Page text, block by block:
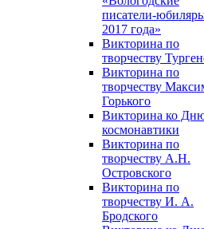
писатели-
2017 года»
Викторина по
творчеству
Викторина по
творчеству
Горького
Викторина ко
космонавтики
Викторина по
творчеству А.Н.
Островского
Викторина по
творчеству И. А.
Бродского